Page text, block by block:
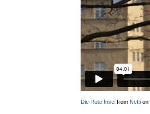
Die Rote Insel from Netti on